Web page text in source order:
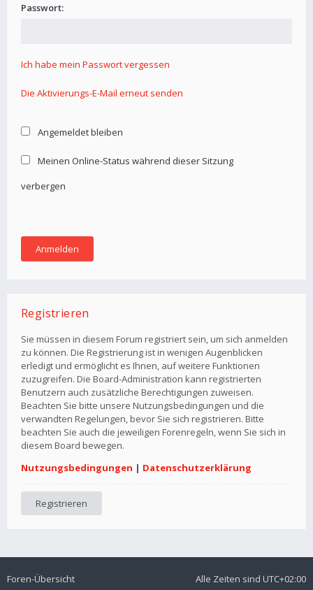
Passwort:
Ich habe mein Passwort vergessen
Die Aktivierungs-E-Mail erneut senden
Angemeldet bleiben
Meinen Online-Status während dieser Sitzung
verbergen
Registrieren
Sie müssen in diesem Forum registriert sein, um sich anmelden
zu können. Die Registrierung ist in wenigen Augenblicken
erledigt und ermöglicht es Ihnen, auf weitere Funktionen
zuzugreifen. Die Board-Administration kann registrierten
Benutzern auch zusätzliche Berechtigungen zuweisen.
Beachten Sie bitte unsere Nutzungsbedingungen und die
verwandten Regelungen, bevor Sie sich registrieren. Bitte
beachten Sie auch die jeweiligen Forenregeln, wenn Sie sich in
diesem Board bewegen.
Nutzungsbedingungen | Datenschutzerklärung
Registrieren
Foren-Übersicht Alle Zeiten sind UTC+02:00